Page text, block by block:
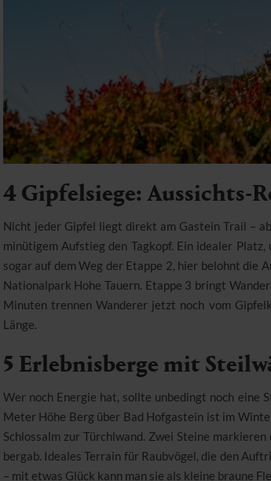
4 Gipfelsiege: Aussichts-
Nicht jeder Gipfel liegt direkt am Gastein Trail –
minütigem Aufstieg den Tagkopf. Ein idealer
sogar auf dem Weg der Etappe 2, hier belohnt die
Nationalpark Hohe Tauern. Etappe 3 bringt
Minuten trennen Wanderer jetzt noch vom
Länge.
5 Erlebnisberge mit
Wer noch Energie hat, sollte unbedingt noch eine
Meter Höhe Berg über Bad Hofgastein ist im
Schlossalm zur Türchlwand. Zwei Steine
bergab. Ideales Terrain für Raubvögel, die den
– mit etwas Glück kann man sie als kleine braune